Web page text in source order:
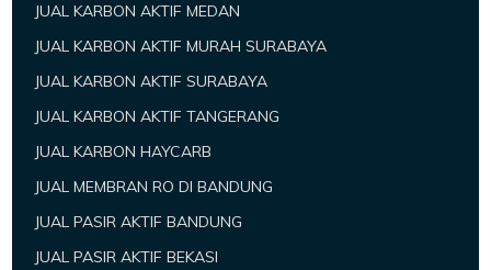
JUAL KARBON AKTIF MEDAN
JUAL KARBON AKTIF MURAH SURABAYA
JUAL KARBON AKTIF SURABAYA
JUAL KARBON AKTIF TANGERANG
JUAL KARBON HAYCARB
JUAL MEMBRAN RO DI BANDUNG
JUAL PASIR AKTIF BANDUNG
JUAL PASIR AKTIF BEKASI